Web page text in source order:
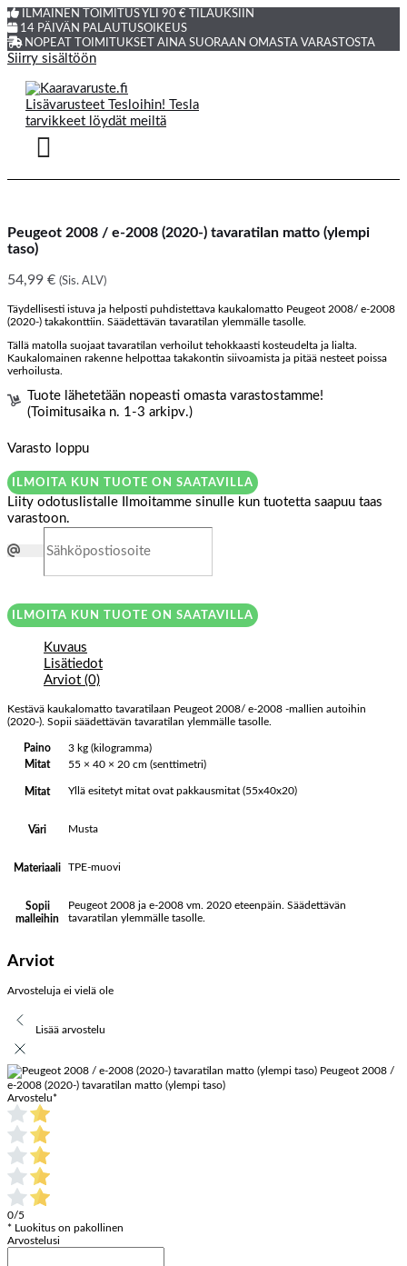
ILMAINEN TOIMITUS YLI 90 € TILAUKSIIN
14 PÄIVÄN PALAUTUSOIKEUS
NOPEAT TOIMITUKSET AINA SUORAAN OMASTA VARASTOSTA
Siirry sisältöön
Peugeot 2008 / e-2008 (2020-) tavaratilan matto (ylempi
taso)
54,99 € (Sis. ALV)
Täydellisesti istuva ja helposti puhdistettava kaukalomatto Peugeot 2008/ e-2008
(2020-) takakonttiin. Säädettävän tavaratilan ylemmälle tasolle.
Tällä matolla suojaat tavaratilan verhoilut tehokkaasti kosteudelta ja lialta.
Kaukalomainen rakenne helpottaa takakontin siivoamista ja pitää nesteet poissa
verhoilusta.
Tuote lähetetään nopeasti omasta varastostamme!
(Toimitusaika n. 1-3 arkipv.)
Varasto loppu
ILMOITA KUN TUOTE ON SAATAVILLA
Liity odotuslistalle
Ilmoitamme sinulle kun tuotetta saapuu taas
varastoon.
ILMOITA KUN TUOTE ON SAATAVILLA
Kuvaus
Lisätiedot
Arviot (0)
Kestävä kaukalomatto tavaratilaan Peugeot 2008/ e-2008 -mallien autoihin
(2020-). Sopii säädettävän tavaratilan ylemmälle tasolle.
Paino
3 kg (kilogramma)
Mitat
55 × 40 × 20 cm (senttimetri)
Mitat Yllä esitetyt mitat ovat pakkausmitat (55x40x20)
Väri Musta
Materiaali TPE-muovi
Sopii
malleihin
Peugeot 2008 ja e-2008 vm. 2020 eteenpäin. Säädettävän
tavaratilan ylemmälle tasolle.
Arviot
Arvosteluja ei vielä ole
Lisää arvostelu
Peugeot 2008 /
e-2008 (2020-) tavaratilan matto (ylempi taso)
Arvostelu*
0/5
* Luokitus on pakollinen
Arvostelusi